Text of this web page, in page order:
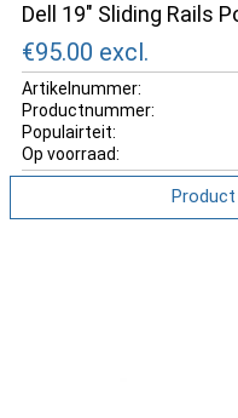
Dell 19" Sliding Rails
€95.00 excl.
Artikelnummer:
Productnummer:
Populairteit:
Op voorraad: